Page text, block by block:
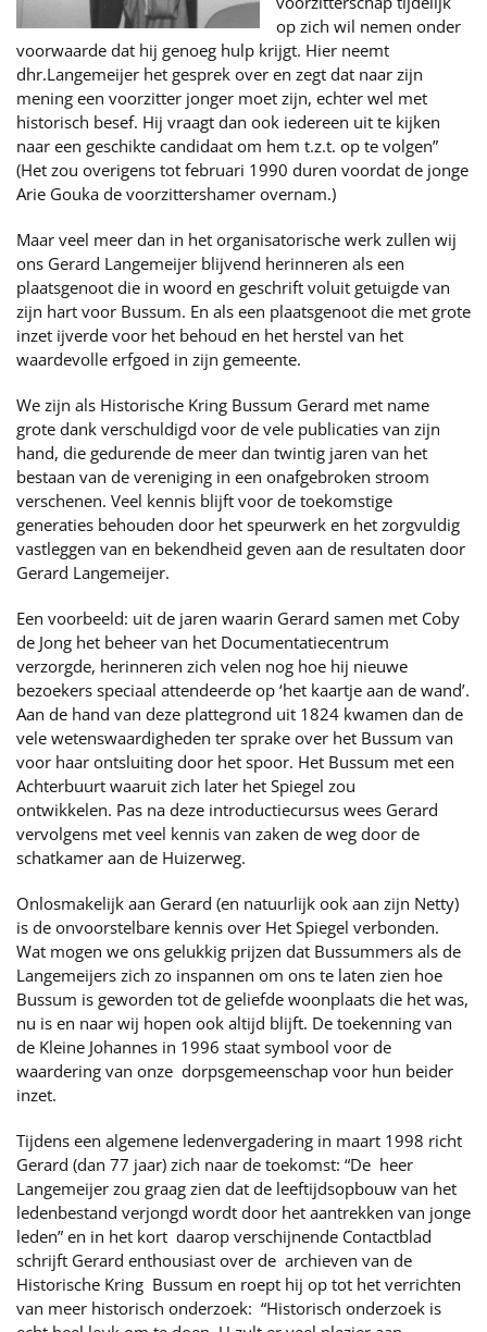
op zich wil nemen onder
voorwaarde dat hij genoeg hulp krijgt. Hier neemt
dhr.Langemeijer het gesprek over en zegt dat naar zijn
mening een voorzitter jonger moet zijn, echter wel met
historisch besef. Hij vraagt dan ook iedereen uit te kijken
naar een geschikte candidaat om hem t.z.t. op te volgen”
(Het zou overigens tot februari 1990 duren voordat de jonge
Arie Gouka de voorzittershamer overnam.)
Maar veel meer dan in het organisatorische werk zullen wij
ons Gerard Langemeijer blijvend herinneren als een
plaatsgenoot die in woord en geschrift voluit getuigde van
zijn hart voor Bussum. En als een plaatsgenoot die met grote
inzet ijverde voor het behoud en het herstel van het
waardevolle erfgoed in zijn gemeente.
We zijn als Historische Kring Bussum Gerard met name
grote dank verschuldigd voor de vele publicaties van zijn
hand, die gedurende de meer dan twintig jaren van het
bestaan van de vereniging in een onafgebroken stroom
verschenen. Veel kennis blijft voor de toekomstige
generaties behouden door het speurwerk en het zorgvuldig
vastleggen van en bekendheid geven aan de resultaten door
Gerard Langemeijer.
Een voorbeeld: uit de jaren waarin Gerard samen met Coby
de Jong het beheer van het Documentatiecentrum
verzorgde, herinneren zich velen nog hoe hij nieuwe
bezoekers speciaal attendeerde op ‘het kaartje aan de wand’.
Aan de hand van deze plattegrond uit 1824 kwamen dan de
vele wetenswaardigheden ter sprake over het Bussum van
voor haar ontsluiting door het spoor. Het Bussum met een
Achterbuurt waaruit zich later het Spiegel zou
ontwikkelen. Pas na deze introductiecursus wees Gerard
vervolgens met veel kennis van zaken de weg door de
schatkamer aan de Huizerweg.
Onlosmakelijk aan Gerard (en natuurlijk ook aan zijn Netty)
is de onvoorstelbare kennis over Het Spiegel verbonden.
Wat mogen we ons gelukkig prijzen dat Bussummers als de
Langemeijers zich zo inspannen om ons te laten zien hoe
Bussum is geworden tot de geliefde woonplaats die het was,
nu is en naar wij hopen ook altijd blijft. De toekenning van
de Kleine Johannes in 1996 staat symbool voor de
waardering van onze dorpsgemeenschap voor hun beider
inzet.
Tijdens een algemene ledenvergadering in maart 1998 richt
Gerard (dan 77 jaar) zich naar de toekomst: “De heer
Langemeijer zou graag zien dat de leeftijdsopbouw van het
ledenbestand verjongd wordt door het aantrekken van jonge
leden” en in het kort daarop verschijnende Contactblad
schrijft Gerard enthousiast over de archieven van de
Historische Kring Bussum en roept hij op tot het verrichten
van meer historisch onderzoek: “Historisch onderzoek is